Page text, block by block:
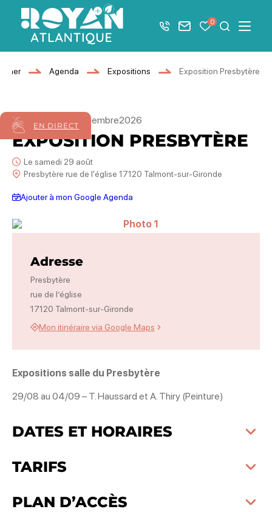
Afficher la barre de navigation du mode éco
Royan Atlantique
+33 5 46 08 21 00
Nous contacter
Mes favoris
0 JeMenu
Agenda Expositions Exposition Presbytère
EN DIRECT
29 août 04septembre2026
EXPOSITION PRESBYTÈRE
Le samedi 29 août
Presbytère rue de l'église 17120 Talmont-sur-Gironde
Ajouter à mon Google Agenda
Expositions salle du Presbytère
29/08 au 04/09 – T. Haussard et A. Thiry (Peinture)
DATES ET HORAIRES
TARIFS
PLAN D’ACCÈS
Photo 1
Adresse
Presbytère
rue de l’église
17120 Talmont-sur-Gironde
Mon itinéraire via Google Maps